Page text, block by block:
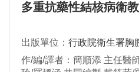
多重抗藥性結核病衛
出版單位： 行政院衛生署胸
作/編/譯者：簡順添 主任醫